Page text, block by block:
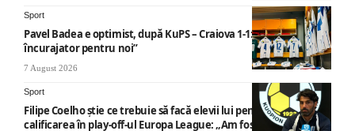
Sport
Pavel Badea e optimist, după KuPS – Craiova 1-1: „Un rezultat
încurajator pentru noi”
7 August 2026
Sport
Filipe Coelho știe ce trebuie să facă elevii lui pentru a obține
calificarea în play-off-ul Europa League: „Am fost foarte